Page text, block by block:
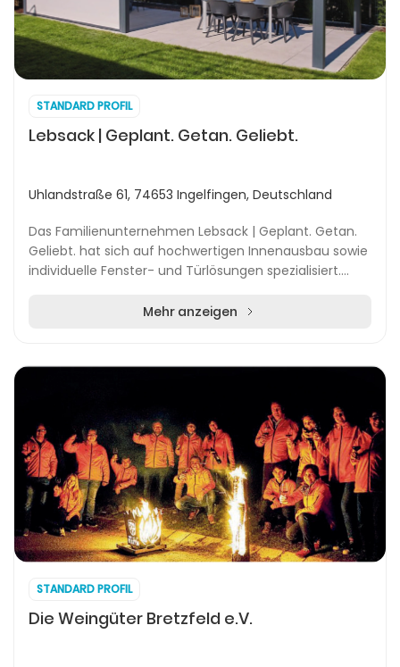
STANDARD PROFIL
Lebsack | Geplant. Getan. Geliebt.
Uhlandstraße 61, 74653 Ingelfingen, Deutschland
Das Familienunternehmen Lebsack | Geplant. Getan.
Geliebt. hat sich auf hochwertigen Innenausbau sowie
individuelle Fenster- und Türlösungen spezialisiert.
Mehr anzeigen
STANDARD PROFIL
Die Weingüter Bretzfeld e.V.